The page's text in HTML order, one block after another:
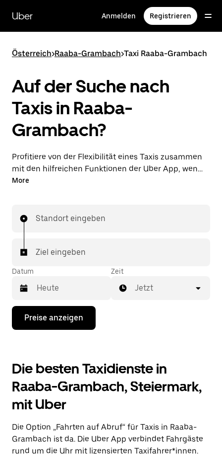
zum
Hauptinhalt
Uber Anmelden Registrieren
Österreich>Raaba-Grambach>Taxi Raaba-Grambach
Auf der Suche nach
Taxis in Raaba-
Grambach?
Profitiere von der Flexibilität eines Taxis zusammen
mit den hilfreichen Funktionen der Uber App, wenn
du Fahrten über die Uber App in Raaba-Grambach
bestellen und dir günstige Vorab-Fixpreise für jede
More
Standort eingeben
Ziel eingeben
Datum
Drücke
Nach-
mit
dem
Kalender
zu
interagieren
und
Datum
auszuwählen.
Drücke
die
Zeit
Jetzt
Preise anzeigen
Die besten Taxidienste in
Raaba-Grambach, Steiermark,
mit Uber
Die Option „Fahrten auf Abruf“ für Taxis in Raaba-
Grambach ist da. Die Uber App verbindet Fahrgäste
rund um die Uhr mit lizensierten Taxifahrer*innen.